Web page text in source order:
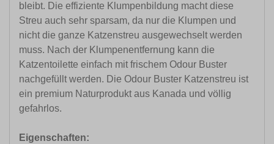
bleibt. Die effiziente Klumpenbildung macht diese
Streu auch sehr sparsam, da nur die Klumpen und
nicht die ganze Katzenstreu ausgewechselt werden
muss. Nach der Klumpenentfernung kann die
Katzentoilette einfach mit frischem Odour Buster
nachgefüllt werden. Die Odour Buster Katzenstreu ist
ein premium Naturprodukt aus Kanada und völlig
gefahrlos.
Eigenschaften: